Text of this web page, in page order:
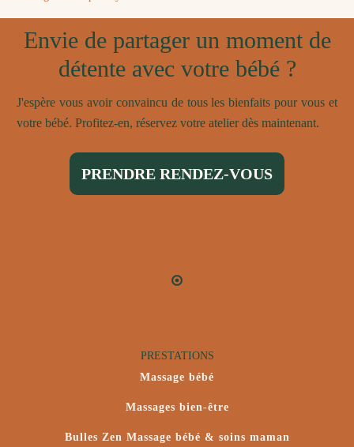
Envie de partager un moment de
détente avec votre bébé ?
J'espère vous avoir convaincu de tous les bienfaits pour vous et
votre bébé. Profitez-en, réservez votre atelier dès maintenant.
PRENDRE RENDEZ-VOUS
PRESTATIONS
Massage bébé
Massages bien-être
Bulles Zen Massage bébé & soins maman